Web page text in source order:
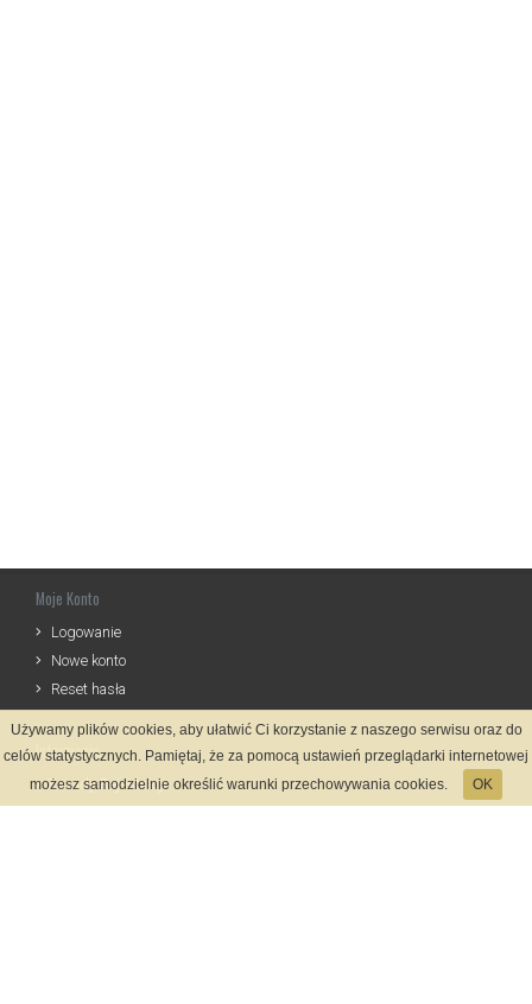
Moje Konto
Logowanie
Nowe konto
Reset hasła
Informacje
Zasady Rejestracji
Używamy plików cookies, aby ułatwić Ci korzystanie z naszego serwisu oraz do
celów statystycznych. Pamiętaj, że za pomocą ustawień przeglądarki internetowej
możesz samodzielnie określić warunki przechowywania cookies.
OK